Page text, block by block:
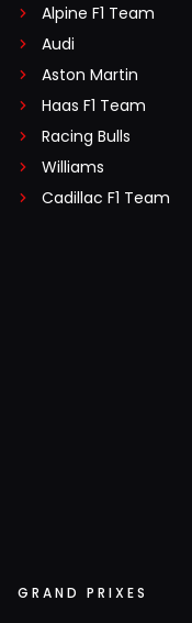
Alpine F1 Team
Audi
Aston Martin
Haas F1 Team
Racing Bulls
Williams
Cadillac F1 Team
GRAND PRIXES